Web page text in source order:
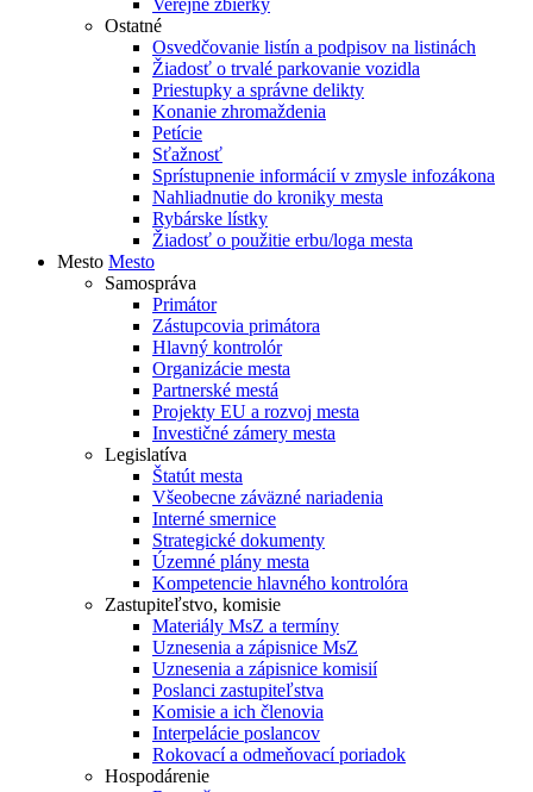
Verejné zbierky
Ostatné
Osvedčovanie listín a podpisov na listinách
Žiadosť o trvalé parkovanie vozidla
Priestupky a správne delikty
Konanie zhromaždenia
Petície
Sťažnosť
Sprístupnenie informácií v zmysle infozákona
Nahliadnutie do kroniky mesta
Rybárske lístky
Žiadosť o použitie erbu/loga mesta
Mesto Mesto
Samospráva
Primátor
Zástupcovia primátora
Hlavný kontrolór
Organizácie mesta
Partnerské mestá
Projekty EU a rozvoj mesta
Investičné zámery mesta
Legislatíva
Štatút mesta
Všeobecne záväzné nariadenia
Interné smernice
Strategické dokumenty
Územné plány mesta
Kompetencie hlavného kontrolóra
Zastupiteľstvo, komisie
Materiály MsZ a termíny
Uznesenia a zápisnice MsZ
Uznesenia a zápisnice komisií
Poslanci zastupiteľstva
Komisie a ich členovia
Interpelácie poslancov
Rokovací a odmeňovací poriadok
Hospodárenie